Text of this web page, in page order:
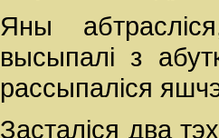
Яны
высыпалі з
рассыпаліся
Засталіся два